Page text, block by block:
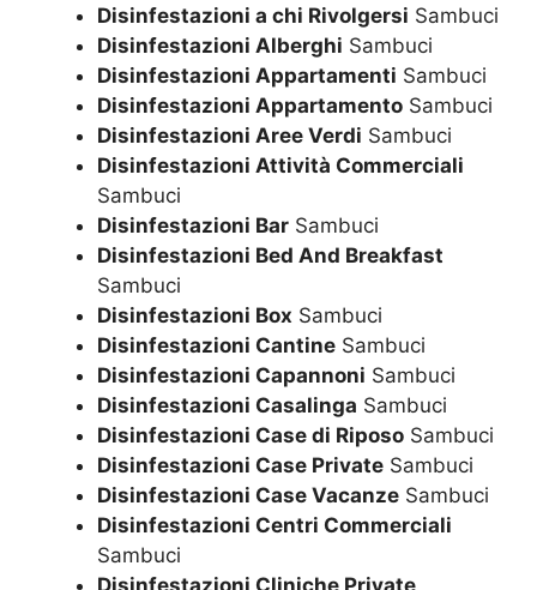
Disinfestazioni a chi Rivolgersi Sambuci
Disinfestazioni Alberghi Sambuci
Disinfestazioni Appartamenti Sambuci
Disinfestazioni Appartamento Sambuci
Disinfestazioni Aree Verdi Sambuci
Disinfestazioni Attività Commerciali
Sambuci
Disinfestazioni Bar Sambuci
Disinfestazioni Bed And Breakfast
Sambuci
Disinfestazioni Box Sambuci
Disinfestazioni Cantine Sambuci
Disinfestazioni Capannoni Sambuci
Disinfestazioni Casalinga Sambuci
Disinfestazioni Case di Riposo Sambuci
Disinfestazioni Case Private Sambuci
Disinfestazioni Case Vacanze Sambuci
Disinfestazioni Centri Commerciali
Sambuci